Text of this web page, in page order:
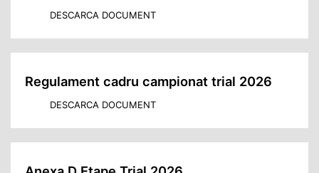
DESCARCA DOCUMENT
Regulament cadru campionat trial 2026
DESCARCA DOCUMENT